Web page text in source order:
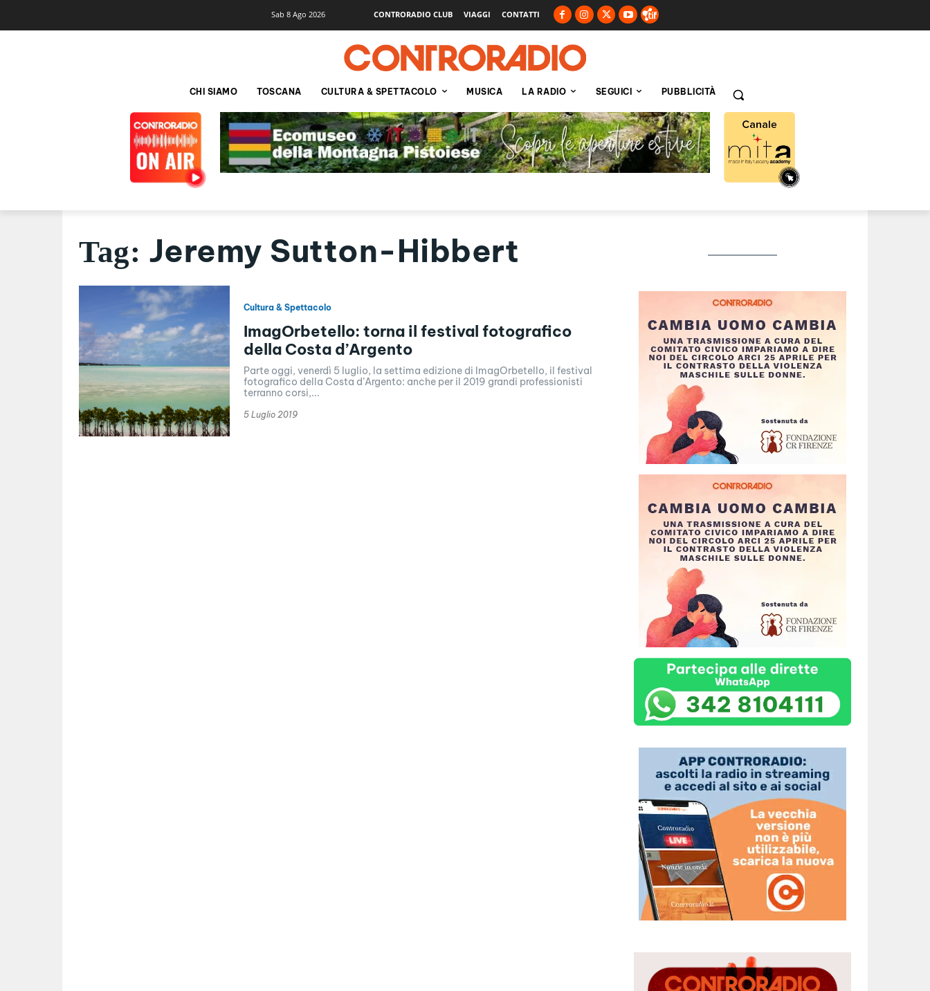
Sab 8 Ago 2026 CONTRORADIO CLUB VIAGGI CONTATTI
CHI SIAMO TOSCANA CULTURA & SPETTACOLO MUSICA LA RADIO SEGUICI PUBBLICITÀ
Tag: Jeremy Sutton-Hibbert
Cultura & Spettacolo
ImagOrbetello: torna il festival fotografico
della Costa d’Argento
Parte oggi, venerdì 5 luglio, la settima edizione di ImagOrbetello, il festival
fotografico della Costa d’Argento: anche per il 2019 grandi professionisti
terranno corsi,...
5 Luglio 2019